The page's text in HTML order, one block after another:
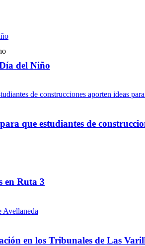
del Niño
que estudiantes de
en Ruta 3
en los Tribunales de Las